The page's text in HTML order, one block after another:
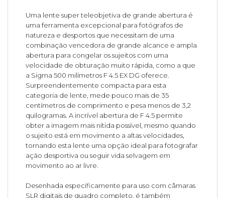
Uma lente super teleobjetiva de grande abertura é
uma ferramenta excepcional para fotógrafos de
natureza e desportos que necessitam de uma
combinação vencedora de grande alcance e ampla
abertura para congelar os sujeitos com uma
velocidade de obturação muito rápida, como a que
a Sigma 500 milímetros F 4.5 EX DG oferece.
Surpreendentemente compacta para esta
categoria de lente, mede pouco mais de 35
centímetros de comprimento e pesa menos de 3,2
quilogramas. A incrível abertura de F 4.5 permite
obter a imagem mais nítida possível, mesmo quando
o sujeito está em movimento a altas velocidades,
tornando esta lente uma opção ideal para fotografar
ação desportiva ou seguir vida selvagem em
movimento ao ar livre.
Desenhada especificamente para uso com câmaras
SLR digitais de quadro completo, é também